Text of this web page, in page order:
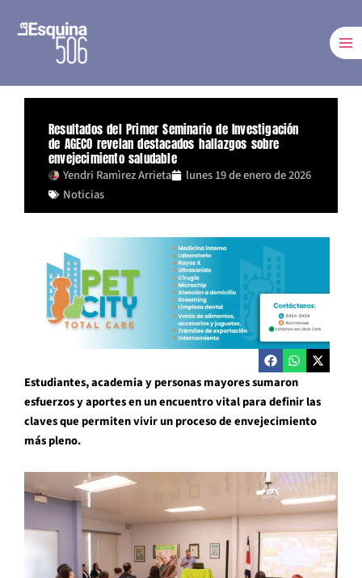
Resultados del Primer Seminario de Investigación
de AGECO revelan destacados hallazgos sobre
envejecimiento saludable
Yendri Ramìrez Arrieta
lunes 19 de enero de 2026
Noticias
Estudiantes, academia y personas mayores sumaron
esfuerzos y aportes en un encuentro vital para definir las
claves que permiten vivir un proceso de envejecimiento
más pleno.